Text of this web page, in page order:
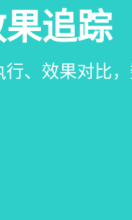
系统
、会员、财
销、客户关
度、房间/床
追踪
、效果对比